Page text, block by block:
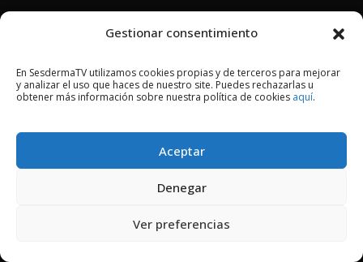
Gestionar consentimiento
En SesdermaTV utilizamos cookies propias y de terceros para mejorar
y analizar el uso que haces de nuestro site. Puedes rechazarlas u
obtener más información sobre nuestra política de cookies aquí.
Aceptar
Denegar
Ver preferencias
2018 © Copyright Sesderma SL
AVISO LEGAL
POLÍTICA DE PRIVACIDAD
COOKIES